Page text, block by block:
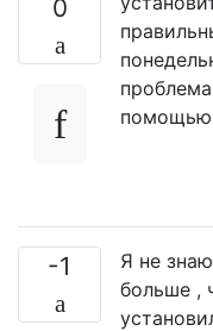
0
помощью
-1 Я не
больше ,